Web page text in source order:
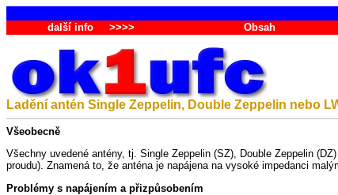
další info>>>> Obsah
Ladění antén Single Zeppelin, Double Zeppelin nebo
Všeobecně
Všechny uvedené antény, tj. Single Zeppelin (SZ), Double Zeppelin
proudu). Znamená to, že anténa je napájena na vysoké impedanci
Problémy s napájením a přizpůsobením